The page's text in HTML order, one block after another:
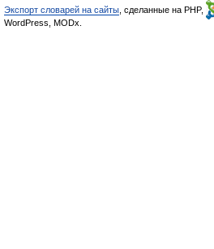
Экспорт словарей на сайты , сделанные на PHP,
WordPress, MODx.